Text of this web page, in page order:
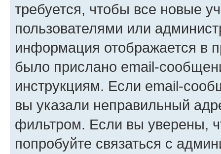
требуется, чтобы все новые
пользователями или
информация отображается в
было прислано email-
инструкциям. Если email-
вы указали неправильный
фильтром. Если вы уверены,
попробуйте связаться с